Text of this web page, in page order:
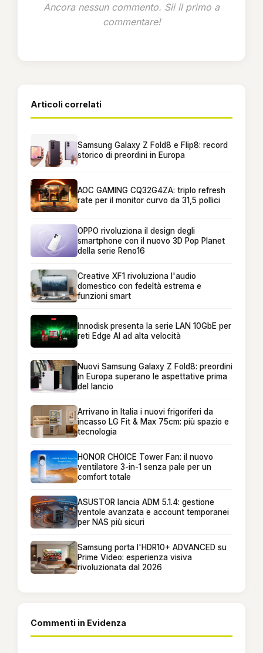
Ancora nessun commento. Sii il primo a
commentare!
Articoli correlati
Samsung Galaxy Z Fold8 e Flip8: record
storico di preordini in Europa
AOC GAMING CQ32G4ZA: triplo refresh
rate per il monitor curvo da 31,5 pollici
OPPO rivoluziona il design degli
smartphone con il nuovo 3D Pop Planet
della serie Reno16
Creative XF1 rivoluziona l'audio
domestico con fedeltà estrema e
funzioni smart
Innodisk presenta la serie LAN 10GbE per
reti Edge AI ad alta velocità
Nuovi Samsung Galaxy Z Fold8: preordini
in Europa superano le aspettative prima
del lancio
Arrivano in Italia i nuovi frigoriferi da
incasso LG Fit & Max 75cm: più spazio e
tecnologia
HONOR CHOICE Tower Fan: il nuovo
ventilatore 3-in-1 senza pale per un
comfort totale
ASUSTOR lancia ADM 5.1.4: gestione
ventole avanzata e account temporanei
per NAS più sicuri
Samsung porta l'HDR10+ ADVANCED su
Prime Video: esperienza visiva
rivoluzionata dal 2026
Commenti in Evidenza